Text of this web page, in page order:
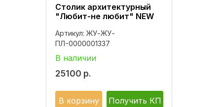
Столик архитектурный
"Любит-не любит" NEW
Артикул: ЖУ-ЖУ-
ПЛ-0000001337
В наличии
25100 р.
В корзину Получить КП